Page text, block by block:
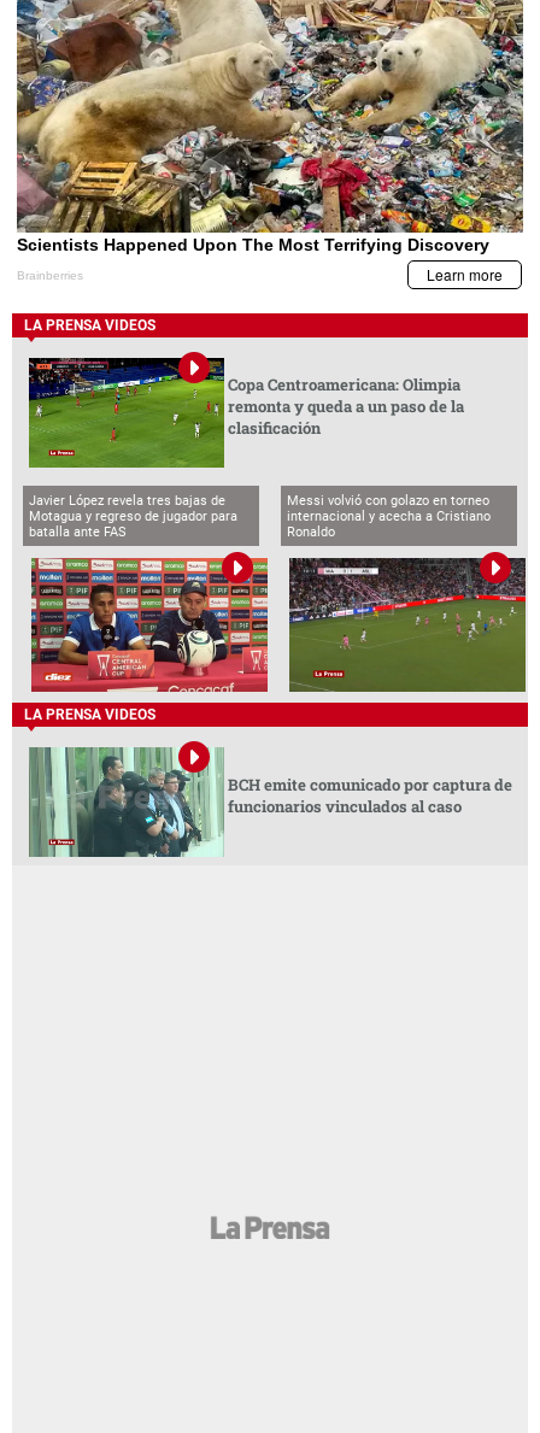
LA PRENSA VIDEOS
Copa Centroamericana: Olimpia
remonta y queda a un paso de la
clasificación
Javier López revela tres bajas de
Motagua y regreso de jugador para
batalla ante FAS
Messi volvió con golazo en torneo
internacional y acecha a Cristiano
Ronaldo
LA PRENSA VIDEOS
BCH emite comunicado por captura de
funcionarios vinculados al caso